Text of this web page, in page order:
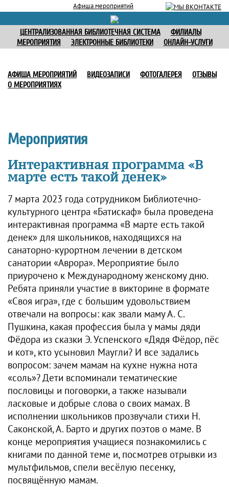
Афиша мероприятий
ЦЕНТРАЛИЗОВАННАЯ БИБЛИОТЕЧНАЯ СИСТЕМА
ФИЛИАЛЫ
МЕРОПРИЯТИЯ
ЭЛЕКТРОННЫЕ БИБЛИОТЕКИ ОНЛАЙН-УСЛУГИ
АФИША МЕРОПРИЯТИЙ ВИДЕОЗАПИСИ ФОТОГАЛЕРЕЯ
ОТЗЫВЫ
О МЕРОПРИЯТИЯХ
Мероприятия
Интерактивная программа «В
марте есть такой денек»
7 марта 2023 года сотрудником Библиотечно-
культурного центра «Батискаф» была проведена
интерактивная программа «В марте есть такой
денек» для школьников, находящихся на
санаторно-курортном лечении в детском
санатории «Аврора». Мероприятие было
приурочено к Международному женскому дню.
Ребята приняли участие в викторине в формате
«Своя игра», где с большим удовольствием
отвечали на вопросы: как звали маму А. С.
Пушкина, какая профессия была у мамы дяди
Фёдора из сказки Э. Успенского «Дядя Фёдор, пёс
и кот», кто усыновил Маугли? И все задались
вопросом: зачем мамам на кухне нужна нота
«соль»? Дети вспоминали тематические
пословицы и поговорки, а также называли
ласковые и добрые слова о своих мамах. В
исполнении школьников прозвучали стихи Н.
Саконской, А. Барто и других поэтов о маме. В
конце мероприятия учащиеся познакомились с
книгами по данной теме и, посмотрев отрывки из
мультфильмов, спели весёлую песенку,
посвящённую мамам.